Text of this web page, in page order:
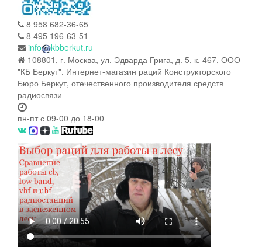
8 958 682-36-65
8 495 196-63-51
info
kbberkut.ru
108801, г. Москва, ул. Эдварда Грига, д. 5, к. 467, ООО
"КБ Беркут". Интернет-магазин раций Конструкторского
Бюро Беркут, отечественного производителя средств
радиосвязи
пн-пт с 09-00 до 18-00